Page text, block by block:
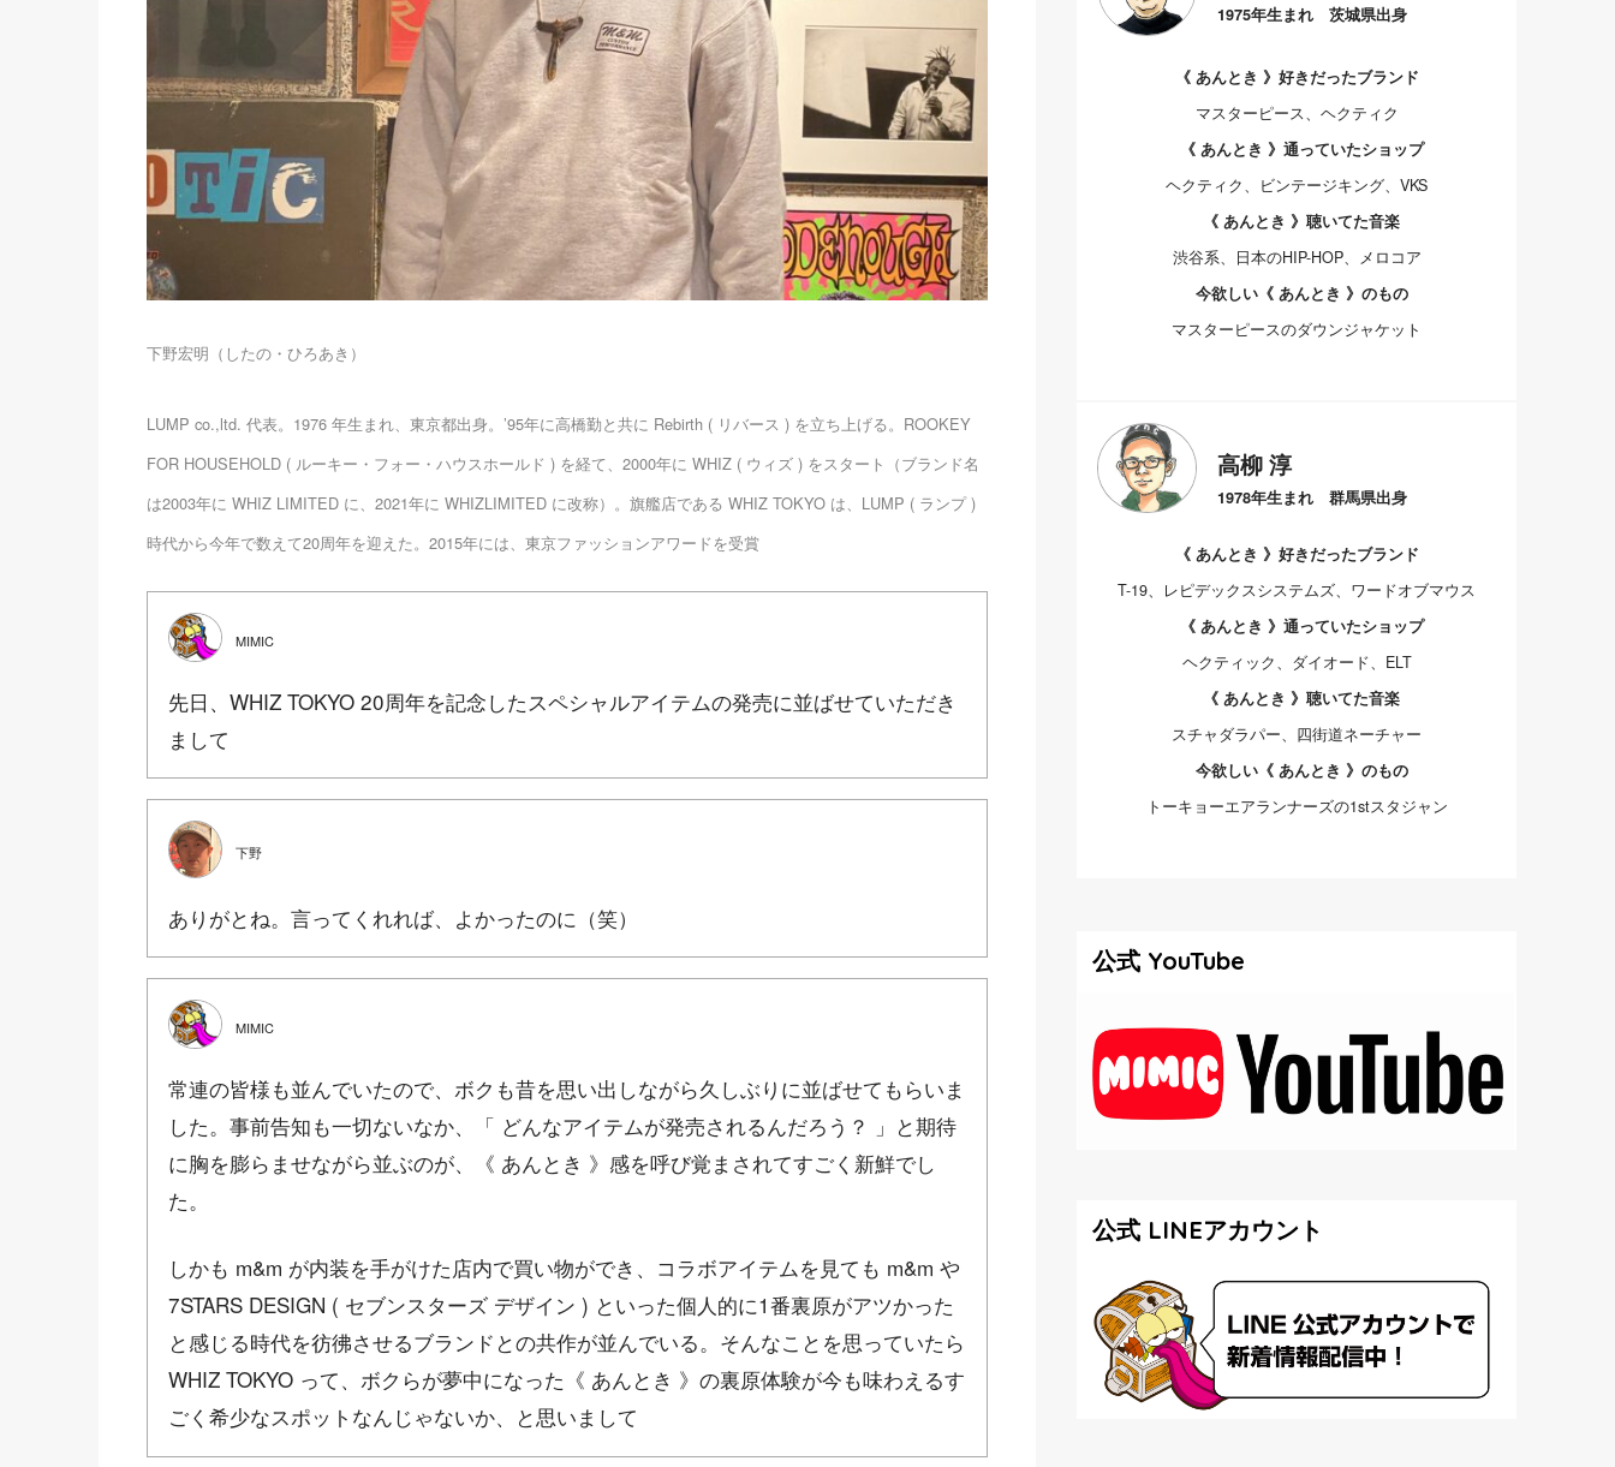
下野宏明（したの・ひろあき）
LUMP co.,ltd. 代表。1976 年生まれ、東京都出身。’95年に高橋勤と共に Rebirth ( リバース ) を立ち上げる。ROOKEY
FOR HOUSEHOLD ( ルーキー・フォー・ハウスホールド ) を経て、2000年に WHIZ ( ウィズ ) をスタート（ブランド名
は2003年に WHIZ LIMITED に、2021年に WHIZLIMITED に改称）。旗艦店である WHIZ TOKYO は、LUMP ( ランプ )
時代から今年で数えて20周年を迎えた。2015年には、東京ファッションアワードを受賞
MIMIC
先日、WHIZ TOKYO 20周年を記念したスペシャルアイテムの発売に並ばせていただき
まして
下野
ありがとね。言ってくれれば、よかったのに（笑）
MIMIC
常連の皆様も並んでいたので、ボクも昔を思い出しながら久しぶりに並ばせてもらいま
した。事前告知も一切ないなか、「 どんなアイテムが発売されるんだろう？ 」と期待
に胸を膨らませながら並ぶのが、《 あんとき 》感を呼び覚まされてすごく新鮮でし
た。
しかも m&m が内装を手がけた店内で買い物ができ、コラボアイテムを見ても m&m や
7STARS DESIGN ( セブンスターズ デザイン ) といった個人的に1番裏原がアツかった
と感じる時代を彷彿させるブランドとの共作が並んでいる。そんなことを思っていたら
WHIZ TOKYO って、ボクらが夢中になった《 あんとき 》の裏原体験が今も味わえるす
ごく希少なスポットなんじゃないか、と思いまして
1975年生まれ 茨城県出身
《 あんとき 》好きだったブランド
マスターピース、ヘクティク
《 あんとき 》通っていたショップ
ヘクティク、ビンテージキング、VKS
《 あんとき 》聴いてた音楽
渋谷系、日本のHIP-HOP、メロコア
今欲しい《 あんとき 》のもの
マスターピースのダウンジャケット
高柳 淳
1978年生まれ 群馬県出身
《 あんとき 》好きだったブランド
T-19、レピデックスシステムズ、ワードオブマウス
《 あんとき 》通っていたショップ
ヘクティック、ダイオード、ELT
《 あんとき 》聴いてた音楽
スチャダラパー、四街道ネーチャー
今欲しい《 あんとき 》のもの
トーキョーエアランナーズの1stスタジャン
公式 YouTube
公式 LINEアカウント